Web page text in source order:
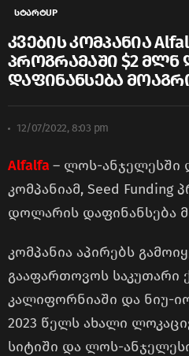
სტარტUP
კვების კომპანია
პროგრამაში $2
დაფინანსება
12/07/2022, 8:03 pm
Alfalfa– ლოს-ანჯელესში
კომპანიამ, Seed Funding
დოლარის დაფინანსება
კომპანია აპირებს
გააფართოვოს საკუთარი
კალიფორნიაში და ნიუ-
2023 წელს ახალი
სიტიში და ლოს-